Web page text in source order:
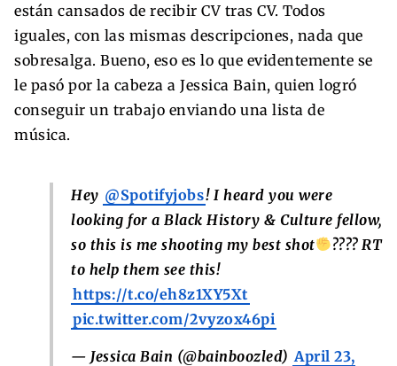
están cansados de recibir CV tras CV. Todos
iguales, con las mismas descripciones, nada que
sobresalga. Bueno, eso es lo que evidentemente se
le pasó por la cabeza a Jessica Bain, quien logró
conseguir un trabajo enviando una lista de
música.
Hey @Spotifyjobs! I heard you were
looking for a Black History & Culture fellow,
so this is me shooting my best shot
???? RT
to help them see this!
https://t.co/eh8z1XY5Xt
pic.twitter.com/2vyzox46pi
— Jessica Bain (@bainboozled) April 23,